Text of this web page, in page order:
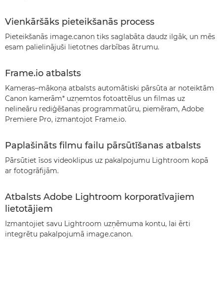
Vienkāršāks pieteikšanās process
Pieteikšanās image.canon tiks saglabāta daudz ilgāk, un mēs
esam palielinājuši lietotnes darbības ātrumu.
Frame.io atbalsts
Kameras–mākoņa atbalsts automātiski pārsūta ar noteiktām
Canon kamerām* uzņemtos fotoattēlus un filmas uz
nelineāru rediģēšanas programmatūru, piemēram, Adobe
Premiere Pro, izmantojot Frame.io.
Paplašināts filmu failu pārsūtīšanas atbalsts
Pārsūtiet īsos videoklipus uz pakalpojumu Lightroom kopā
ar fotogrāfijām.
Atbalsts Adobe Lightroom korporatīvajiem
lietotājiem
Izmantojiet savu Lightroom uzņēmuma kontu, lai ērti
integrētu pakalpojumā image.canon.